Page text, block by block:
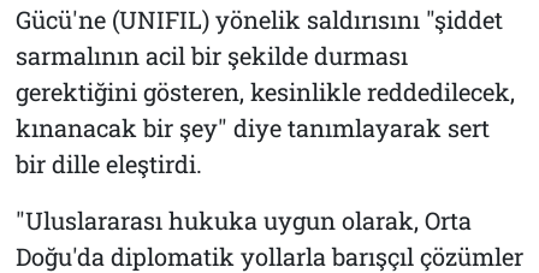
Gücü'ne (UNIFIL) yönelik saldırısını "şiddet
sarmalının acil bir şekilde durması
gerektiğini gösteren, kesinlikle reddedilecek,
kınanacak bir şey" diye tanımlayarak sert
bir dille eleştirdi.
"Uluslararası hukuka uygun olarak, Orta
Doğu'da diplomatik yollarla barışçıl çözümler